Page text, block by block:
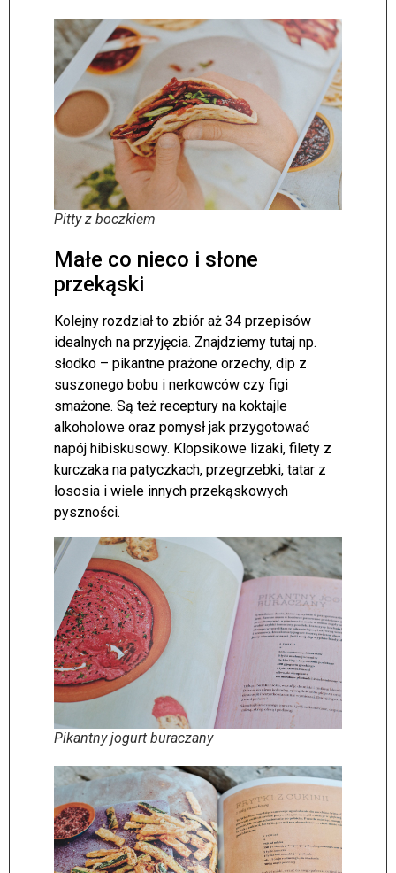
Pitty z boczkiem
Małe co nieco i słone
przekąski
Kolejny rozdział to zbiór aż 34 przepisów
idealnych na przyjęcia. Znajdziemy tutaj np.
słodko – pikantne prażone orzechy, dip z
suszonego bobu i nerkowców czy figi
smażone. Są też receptury na koktajle
alkoholowe oraz pomysł jak przygotować
napój hibiskusowy. Klopsikowe lizaki, filety z
kurczaka na patyczkach, przegrzebki, tatar z
łososia i wiele innych przekąskowych
pyszności.
Pikantny jogurt buraczany